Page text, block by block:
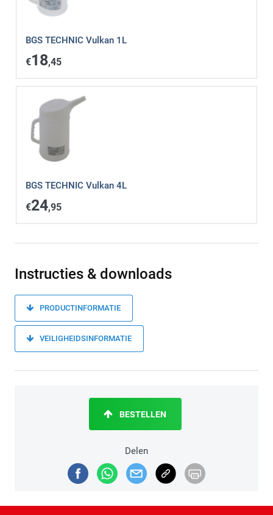
BGS TECHNIC Vulkan 1L
€18,45
BGS TECHNIC Vulkan 4L
€24,95
Instructies & downloads
PRODUCTINFORMATIE
VEILIGHEIDSINFORMATIE
Delen
BESTELLEN